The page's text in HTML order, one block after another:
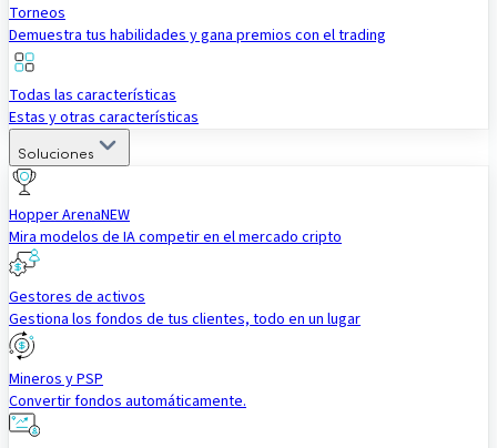
Torneos
Demuestra tus habilidades y gana premios con el trading
Todas las características
Estas y otras características
Soluciones
Hopper ArenaNEW
Mira modelos de IA competir en el mercado cripto
Gestores de activos
Gestiona los fondos de tus clientes, todo en un lugar
Mineros y PSP
Convertir fondos automáticamente.